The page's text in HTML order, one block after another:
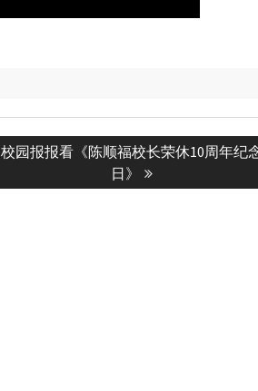
Next
校园报报看《陈顺福校长荣休10周年纪
日》